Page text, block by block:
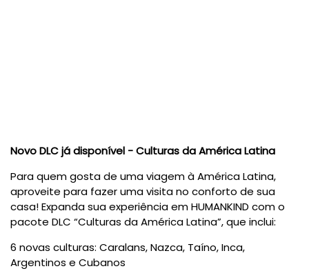
Novo DLC já disponível - Culturas da América Latina
Para quem gosta de uma viagem à América Latina,
aproveite para fazer uma visita no conforto de sua
casa! Expanda sua experiência em HUMANKIND com o
pacote DLC “Culturas da América Latina”, que inclui:
6 novas culturas: Caralans, Nazca, Taíno, Inca,
Argentinos e Cubanos